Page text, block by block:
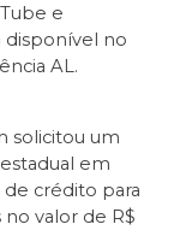
e
disponível no
AL.
solicitou um
em
crédito para
valor de R$